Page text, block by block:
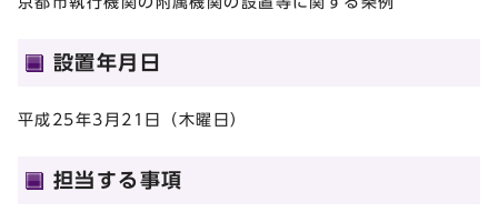
設置年月日
平成25年3月21日（木曜日）
担当する事項